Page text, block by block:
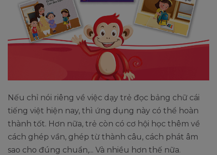
Nếu chỉ nói riêng về việc dạy trẻ đọc bảng chữ cái
tiếng việt hiện nay, thì ứng dụng này có thể hoàn
thành tốt. Hơn nữa, trẻ còn có cơ hội học thêm về
cách ghép vần, ghép từ thành câu, cách phát âm
sao cho đúng chuẩn,... Và nhiều hơn thế nữa.